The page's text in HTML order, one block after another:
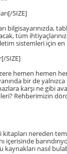
SIZE]
bilgisayarınızda,
tüm
sistemleri için
SIZE]
hemen hemen
bir de
karşı ne gibi
Rehberimizin
nereden
içerisinde
nasıl